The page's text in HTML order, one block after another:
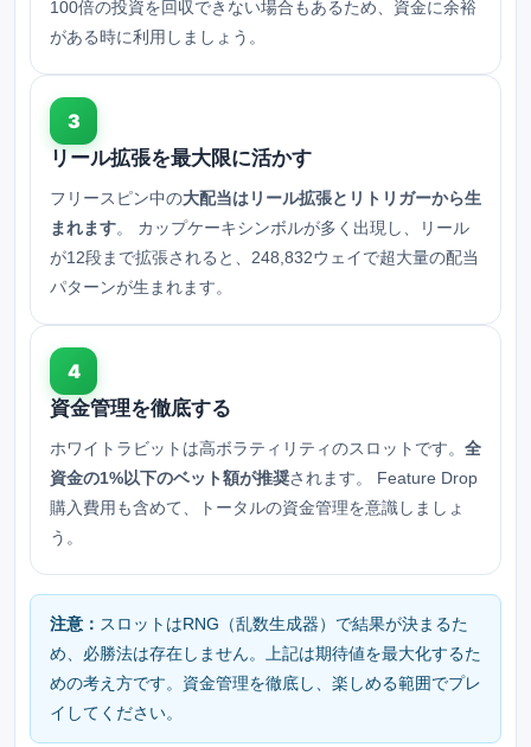
100倍の投資を回収できない場合もあるため、資金に余裕
がある時に利用しましょう。
3
リール拡張を最大限に活かす
フリースピン中の大配当はリール拡張とリトリガーから生
まれます。 カップケーキシンボルが多く出現し、リール
が12段まで拡張されると、248,832ウェイで超大量の配当
パターンが生まれます。
4
資金管理を徹底する
ホワイトラビットは高ボラティリティのスロットです。 全
資金の1%以下のベット額が推奨されます。 Feature Drop
購入費用も含めて、トータルの資金管理を意識しましょ
う。
注意： スロットはRNG（乱数生成器）で結果が決まるた
め、必勝法は存在しません。上記は期待値を最大化するた
めの考え方です。資金管理を徹底し、楽しめる範囲でプレ
イしてください。